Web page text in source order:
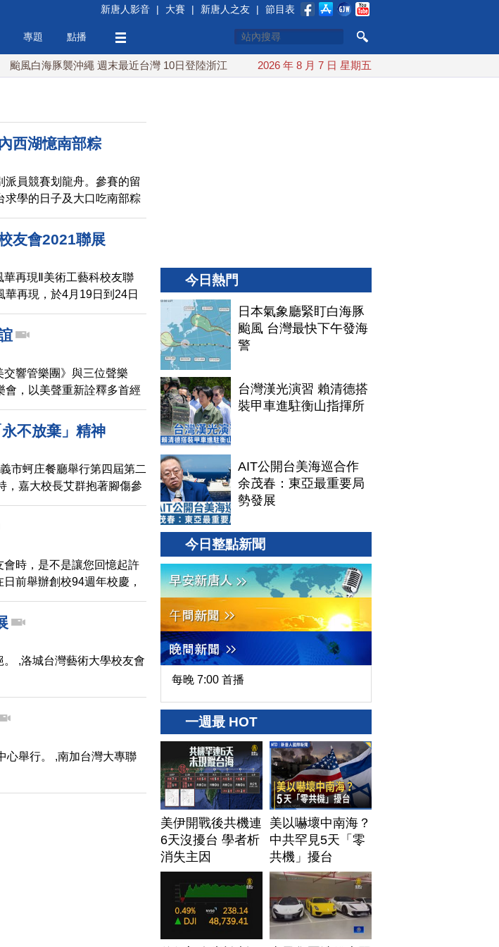
新唐人影音 | 大賽 | 新唐人之友 | 節目表
專題 點播
風白海豚襲沖繩 週末最近台灣 10日登陸浙江 川普預透露美伊談判進展 美彈藥充足再擴大生產
2026 年 8 月 7 日 星期五
西湖憶南部粽
員競賽划龍舟。參賽的留
求學的日子及大口吃南部粽
。
友會2021聯展
再現Ⅱ美術工藝科校友聯
再現，於4月19日到24日
美工大樓一樓展出。美工
長、張馨云家長會長與來
，一同見證了這難忘的時
響管樂團》與三位聲樂
會，以美聲重新詮釋多首經
憶。
不放棄」精神
市蚵庄餐廳舉行第四屆第二
，嘉大校長艾群抱著腳傷參
時，是不是讓您回憶起許
前舉辦創校94週年校慶，
１到第35屆的畢業生，現場
,洛城台灣藝術大學校友會
心舉行。 ,南加台灣大專聯
今日熱門
日本氣象廳緊盯白海豚
颱風 台灣最快下午發海
警
台灣漢光演習 賴清德搭
裝甲車進駐衡山指揮所
AIT公開台美海巡合作
余茂春：東亞最重要局
勢發展
今日整點新聞
每晚 7:00 首播
一週最 HOT
美伊開戰後共機連
6天沒擾台 學者析
消失主因
美以嚇壞中南海？
中共罕見5天「零
共機」擾台